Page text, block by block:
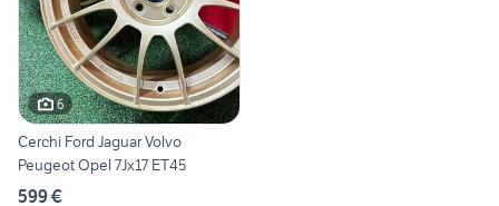
6
Cerchi Ford Jaguar Volvo
Peugeot Opel 7Jx17 ET45
599 €